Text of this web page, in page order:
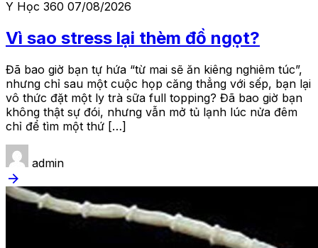
Y Học 360 07/08/2026
Vì sao stress lại thèm đồ ngọt?
Đã bao giờ bạn tự hứa “từ mai sẽ ăn kiêng nghiêm túc”,
nhưng chỉ sau một cuộc họp căng thẳng với sếp, bạn lại
vô thức đặt một ly trà sữa full topping? Đã bao giờ bạn
không thật sự đói, nhưng vẫn mở tủ lạnh lúc nửa đêm
chỉ để tìm một thứ […]
admin
arrow_forward